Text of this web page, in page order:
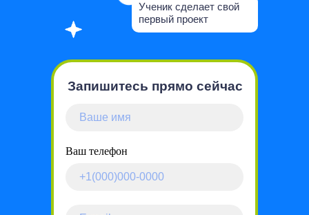
Ваш телефон
Запишитесь прямо сейчас
Ученик сделает свой
первый проект